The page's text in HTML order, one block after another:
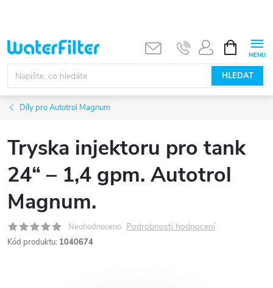
obsah
HLEDAT
NÁKUPNÍ
KOŠÍK
Díly pro Autotrol Magnum
Tryska injektoru pro tank
24“ – 1,4 gpm. Autotrol
Magnum.
Neohodnoceno Podrobnosti hodnocení
Kód produktu: 1040674